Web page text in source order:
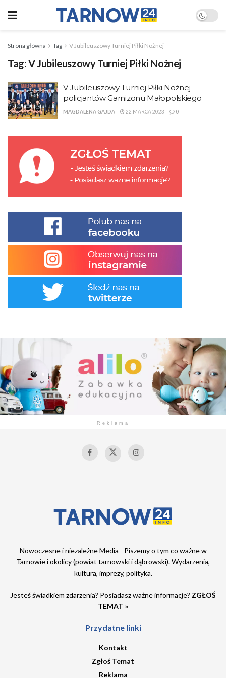
Strona główna Tag V Jubileuszowy Turniej Piłki Nożnej
Tag:V Jubileuszowy Turniej Piłki Nożnej
V Jubileuszowy Turniej Piłki Nożnej
policjantów Garnizonu Małopolskiego
MAGDALENA GAJDA 22 MARCA 2023 0
Reklama
Nowoczesne i niezależne Media - Piszemy o tym co ważne w
Tarnowie i okolicy (powiat tarnowski i dąbrowski). Wydarzenia,
kultura, imprezy, polityka.
Jesteś świadkiem zdarzenia? Posiadasz ważne informacje? ZGŁOŚ
TEMAT »
Przydatne linki
Kontakt
Zgłoś Temat
Reklama